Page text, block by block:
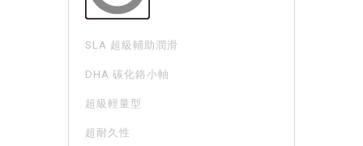
SLA 超級輔助潤滑
DHA 碳化鉻小軸
超級輕量型
超耐久性